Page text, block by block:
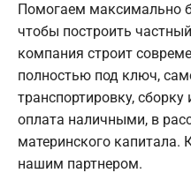
Помогаем максимально
чтобы построить
компания строит
полностью под ключ,
транспортировку,
оплата наличными, в
материнского капитала.
нашим партнером.